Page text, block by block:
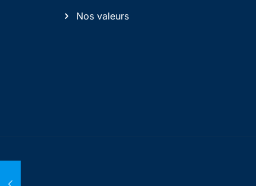
Nos valeurs